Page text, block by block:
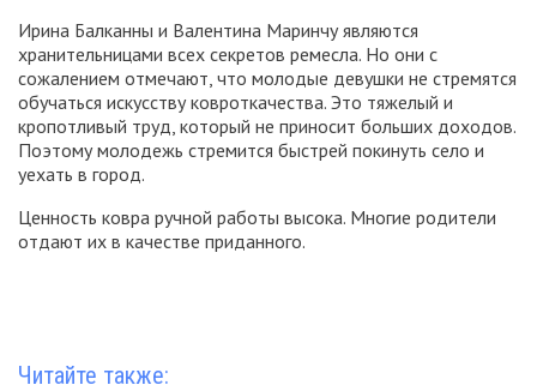
Ирина Балканны и Валентина Маринчу являются
хранительницами всех секретов ремесла. Но они с
сожалением отмечают, что молодые девушки не стремятся
обучаться искусству ковроткачества. Это тяжелый и
кропотливый труд, который не приносит больших доходов.
Поэтому молодежь стремится быстрей покинуть село и
уехать в город.
Ценность ковра ручной работы высока. Многие родители
отдают их в качестве приданного.
Читайте также: